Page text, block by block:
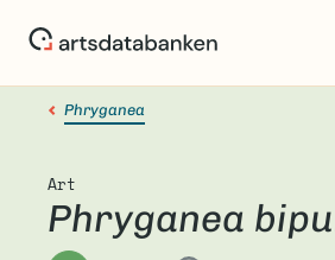
Phryganea
Art
Phryganea